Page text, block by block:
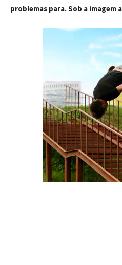
problemas para. Sob a imagem